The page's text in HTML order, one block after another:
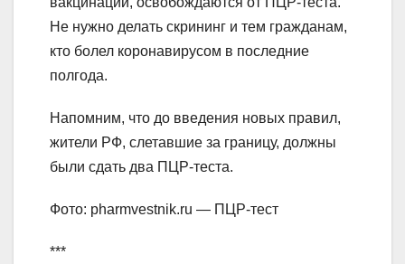
Не нужно делать скрининг и тем гражданам,
кто болел коронавирусом в последние
полгода.
Напомним, что до введения новых правил,
жители РФ, слетавшие за границу, должны
были сдать два ПЦР-теста.
Фото: pharmvestnik.ru — ПЦР-тест
***